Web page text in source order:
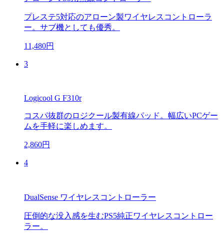
プレステ5対応のアローン製ワイヤレスコントローラ
ー。サブ機としても優秀。
11,480円
3
Logicool G F310r
コスパ抜群のロジクール製有線パッド。幅広いPCゲー
ムを手軽に楽しめます。
2,860円
4
DualSense ワイヤレスコントローラー
圧倒的な没入感を生むPS5純正ワイヤレスコントロー
ラー。